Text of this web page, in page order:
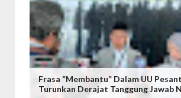
Frasa “Membantu” Dalam UU
Turunkan Derajat Tanggung Jawab